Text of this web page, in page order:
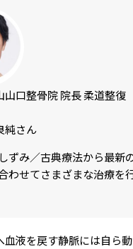
山口整骨院 院長 柔道整復
純さん
ずみ／古典療法から最新
わせてさまざまな治療を
血液を戻す静脈には自ら